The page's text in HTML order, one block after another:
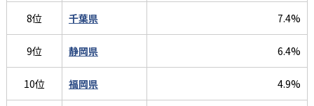
8位 千葉県 7.4%
9位 静岡県 6.4%
10位 福岡県 4.9%